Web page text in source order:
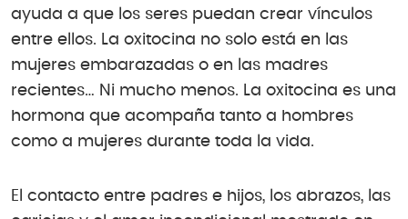
ayuda a que los seres puedan crear vínculos
entre ellos. La oxitocina no solo está en las
mujeres embarazadas o en las madres
recientes… Ni mucho menos. La oxitocina es una
hormona que acompaña tanto a hombres
como a mujeres durante toda la vida.
El contacto entre padres e hijos, los abrazos, las